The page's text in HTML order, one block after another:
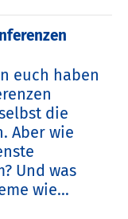
euch haben
die
Aber wie
Und was
wie...